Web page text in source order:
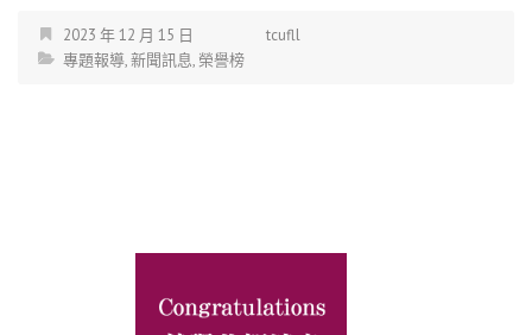
2023 年 12 月 15 日
tcufll
專題報導,新聞訊息, 榮譽榜